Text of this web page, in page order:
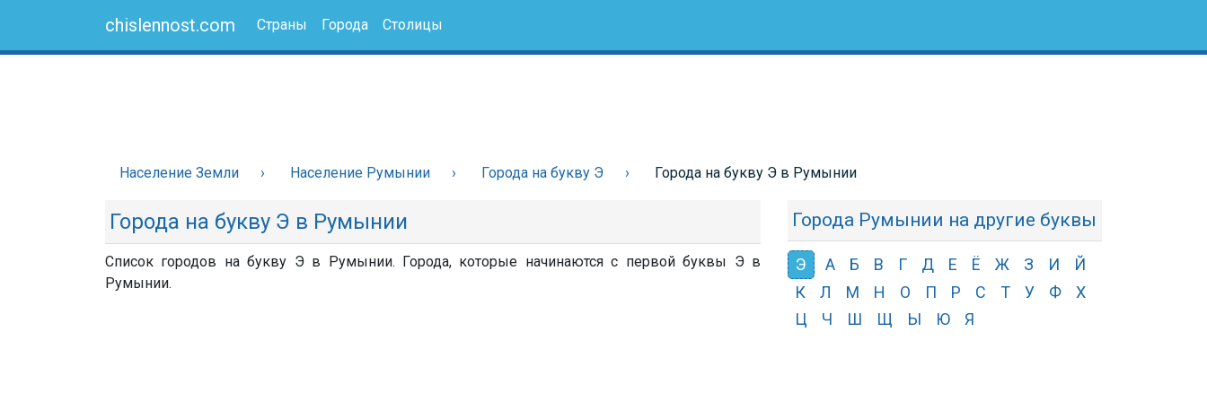
chislennost.com Страны Города Столицы
Население Земли Население Румынии Города на букву Э Города на букву Э в Румынии
Города на букву Э в Румынии
Список городов на букву Э в Румынии. Города, которые начинаются с первой буквы Э в
Румынии.
Города Румынии на другие буквы
Э А Б В Г Д Е Ё Ж З И
Й
К
Л М Н О П Р С Т У Ф
Х
Ц
Ч Ш Щ Ы Ю Я